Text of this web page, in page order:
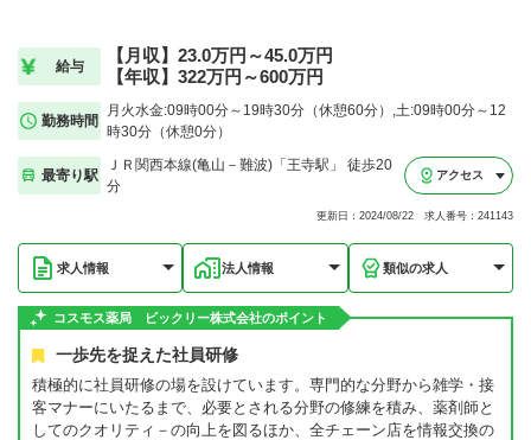
給与
【月収】23.0万円～45.0万円
【年収】322万円～600万円
勤務時間
月火水金:09時00分～19時30分（休憩60分）,土:09時00分～12
時30分（休憩0分）
最寄り駅
ＪＲ関西本線(亀山－難波)「王寺駅」 徒歩20
分
アクセス
更新日：2024/08/22 求人番号：241143
求人情報 法人情報 類似の求人
コスモス薬局 ビックリー株式会社のポイント
一歩先を捉えた社員研修
積極的に社員研修の場を設けています。専門的な分野から雑学・接
客マナーにいたるまで、必要とされる分野の修練を積み、薬剤師と
してのクオリティ－の向上を図るほか、全チェーン店を情報交換の